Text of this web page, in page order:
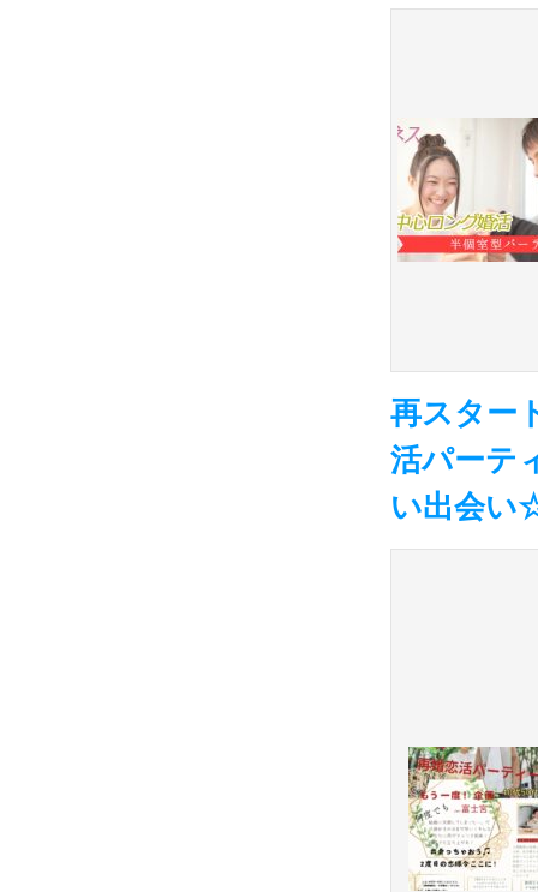
再スター
活パーテ
い出会い